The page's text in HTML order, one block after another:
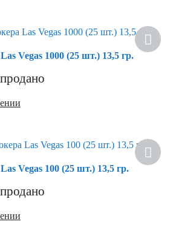
Vegas 1000 (25 шт.) 13,5 гр.
Vegas 100 (25 шт.) 13,5 гр.